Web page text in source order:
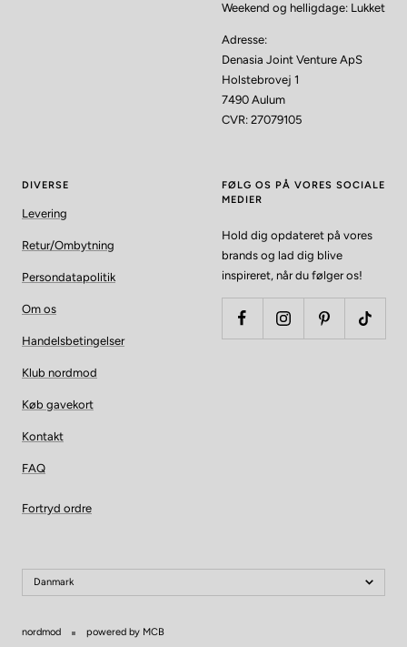
Weekend og helligdage: Lukket
Adresse:
Denasia Joint Venture ApS
Holstebrovej 1
7490 Aulum
CVR: 27079105
DIVERSE
Levering
Retur/Ombytning
Persondatapolitik
Om os
Handelsbetingelser
Klub nordmod
Køb gavekort
Kontakt
FAQ
Fortryd ordre
FØLG OS PÅ VORES SOCIALE
MEDIER
Hold dig opdateret på vores
brands og lad dig blive
inspireret, når du følger os!
Danmark
nordmod powered by MCB